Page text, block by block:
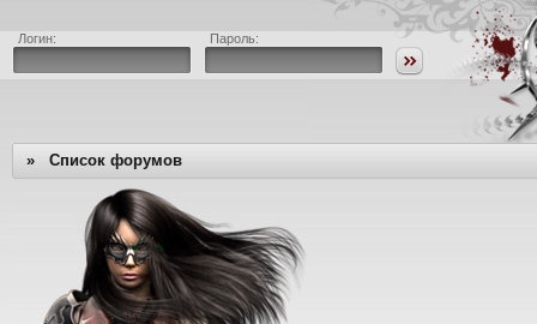
Логин: Пароль:
» Список форумов